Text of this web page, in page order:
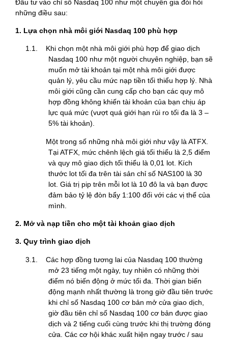
Đầu tư vào chỉ số Nasdaq 100 như một chuyên gia đòi hỏi
những điều sau:
1. Lựa chọn nhà môi giới Nasdaq 100 phù hợp
1.1. Khi chọn một nhà môi giới phù hợp để giao dịch
Nasdaq 100 như một người chuyên nghiệp, bạn sẽ
muốn mở tài khoản tại một nhà môi giới được
quản lý, yêu cầu mức nạp tiền tối thiểu hợp lý. Nhà
môi giới cũng cần cung cấp cho bạn các quy mô
hợp đồng không khiến tài khoản của bạn chịu áp
lực quá mức (vượt quá giới hạn rủi ro tối đa là 3 –
5% tài khoản).
Một trong số những nhà môi giới như vậy là ATFX.
Tại ATFX, mức chênh lệch giá tối thiểu là 2,5 điểm
và quy mô giao dịch tối thiểu là 0,01 lot. Kích
thước lot tối đa trên tài sản chỉ số NAS100 là 30
lot. Giá trị pip trên mỗi lot là 10 đô la và bạn được
đảm bảo tỷ lệ đòn bẩy 1:100 đối với các vị thế của
mình.
2. Mở và nạp tiền cho một tài khoản giao dịch
3. Quy trình giao dịch
3.1. Các hợp đồng tương lai của Nasdaq 100 thường
mở 23 tiếng một ngày, tuy nhiên có những thời
điểm nó biến động ở mức tối đa. Thời gian biến
động mạnh nhất thường là trong giờ đầu tiên trước
khi chỉ số Nasdaq 100 cơ bản mở cửa giao dịch,
giờ đầu tiên chỉ số Nasdaq 100 cơ bản được giao
dịch và 2 tiếng cuối cùng trước khi thị trường đóng
cửa. Các cơ hội khác xuất hiện ngay trước / sau